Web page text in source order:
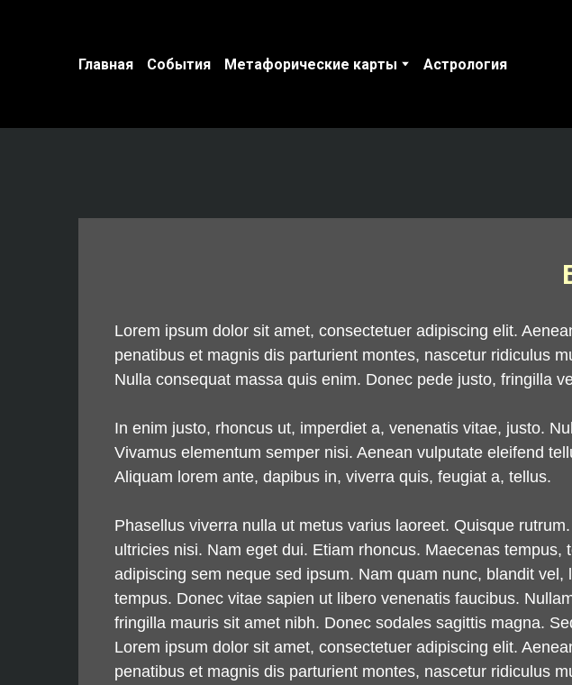
Главная События Метафорические карты Астрология
Lorem ipsum dolor sit amet, consectetuer adipiscing elit.
penatibus et magnis dis parturient montes, nascetur ridiculus
Nulla consequat massa quis enim. Donec pede justo, fringilla
In enim justo, rhoncus ut, imperdiet a, venenatis vitae, justo.
Vivamus elementum semper nisi. Aenean vulputate eleifend
Aliquam lorem ante, dapibus in, viverra quis, feugiat a, tellus.
Phasellus viverra nulla ut metus varius laoreet. Quisque
ultricies nisi. Nam eget dui. Etiam rhoncus. Maecenas
adipiscing sem neque sed ipsum. Nam quam nunc, blandit
tempus. Donec vitae sapien ut libero venenatis faucibus.
fringilla mauris sit amet nibh. Donec sodales sagittis magna.
Lorem ipsum dolor sit amet, consectetuer adipiscing elit.
penatibus et magnis dis parturient montes, nascetur ridiculus